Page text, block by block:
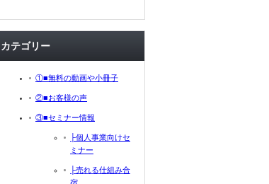
カテゴリー
①■無料の動画や小冊子
②■お客様の声
③■セミナー情報
├個人事業向けセ
ミナー
├売れる仕組み合